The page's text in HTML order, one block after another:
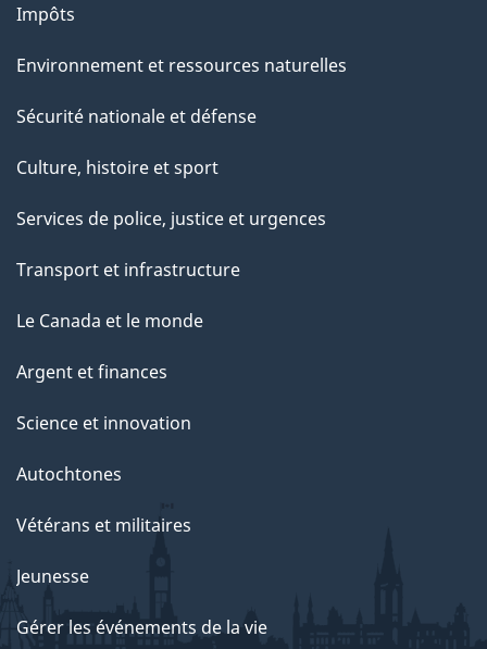
Impôts
Environnement et ressources naturelles
Sécurité nationale et défense
Culture, histoire et sport
Services de police, justice et urgences
Transport et infrastructure
Le Canada et le monde
Argent et finances
Science et innovation
Autochtones
Vétérans et militaires
Jeunesse
Gérer les événements de la vie